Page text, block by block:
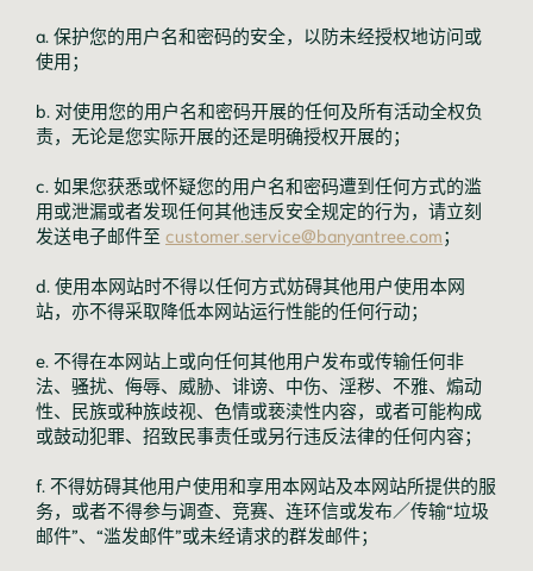
a. 保护您的用户名和密码的安全，以防未经授权地访问或
使用；
b. 对使用您的用户名和密码开展的任何及所有活动全权负
责，无论是您实际开展的还是明确授权开展的；
c. 如果您获悉或怀疑您的用户名和密码遭到任何方式的滥
用或泄漏或者发现任何其他违反安全规定的行为，请立刻
发送电子邮件至 customer.service@banyantree.com；
d. 使用本网站时不得以任何方式妨碍其他用户使用本网
站，亦不得采取降低本网站运行性能的任何行动；
e. 不得在本网站上或向任何其他用户发布或传输任何非
法、骚扰、侮辱、威胁、诽谤、中伤、淫秽、不雅、煽动
性、民族或种族歧视、色情或亵渎性内容，或者可能构成
或鼓动犯罪、招致民事责任或另行违反法律的任何内容；
f. 不得妨碍其他用户使用和享用本网站及本网站所提供的服
务，或者不得参与调查、竞赛、连环信或发布／传输“垃圾
邮件”、“滥发邮件”或未经请求的群发邮件；